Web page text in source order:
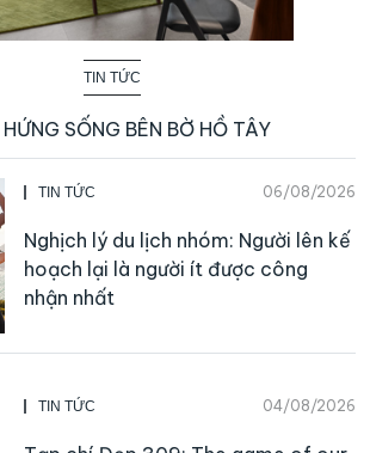
TIN TỨC
SỐNG BÊN BỜ HỒ TÂY
TIN TỨC 06/08/2026
Nghịch lý du lịch nhóm: Người lên kế
hoạch lại là người ít được công
nhận nhất
TIN TỨC 04/08/2026